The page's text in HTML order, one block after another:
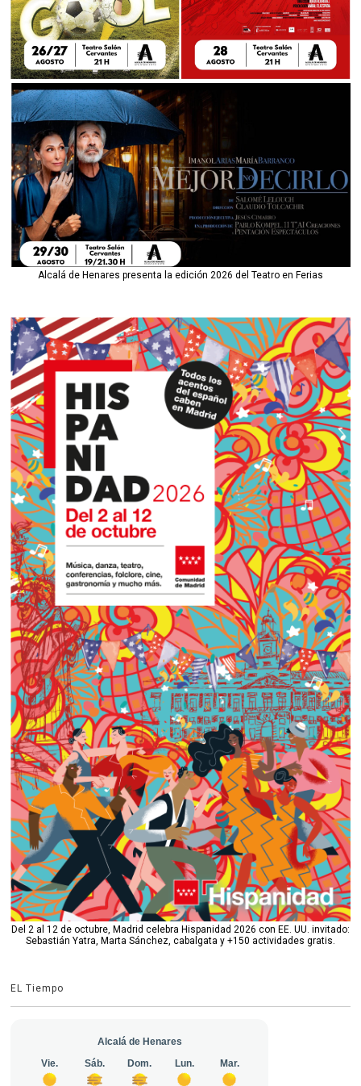
Alcalá de Henares presenta la edición 2026 del Teatro en Ferias
Del 2 al 12 de octubre, Madrid celebra Hispanidad 2026 con EE. UU. invitado:
Sebastián Yatra, Marta Sánchez, cabalgata y +150 actividades gratis.
EL Tiempo